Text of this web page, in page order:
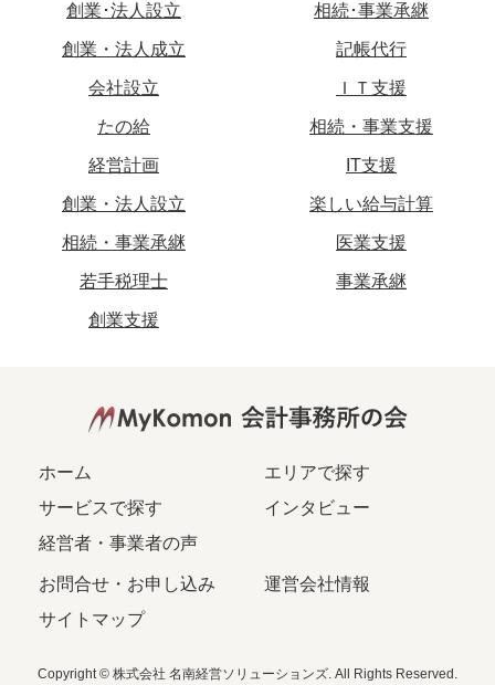
創業･法人設立 相続･事業承継
創業・法人成立 記帳代行
会社設立 ＩＴ支援
たの給 相続・事業支援
経営計画 IT支援
創業・法人設立 楽しい給与計算
相続・事業承継 医業支援
若手税理士 事業承継
創業支援
ホーム
エリアで探す
サービスで探す
インタビュー
経営者・事業者の声
お問合せ・お申し込み
運営会社情報
サイトマップ
Copyright © 株式会社 名南経営ソリューションズ. All Rights Reserved.